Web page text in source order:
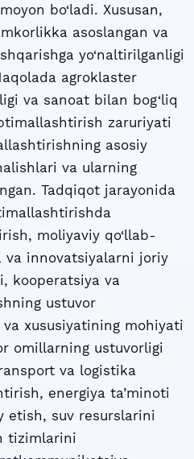
bo‘ladi. Xususan,
asoslangan va
yo‘naltirilganligi
agroklaster
va sanoat bilan bog‘liq
zaruriyati
asosiy
va ularning
Tadqiqot jarayonida
moliyaviy qo‘llab-
va innovatsiyalarni joriy
kooperatsiya va
ustuvor
xususiyatining mohiyati
omillarning ustuvorligi
va logistika
energiya ta’minoti
etish, suv resurslarini
tizimlarini